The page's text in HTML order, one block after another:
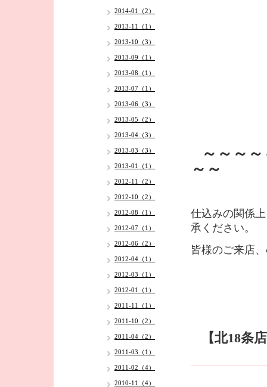
～～～
～～
仕込みの関係
承ください。
皆様のご来店
【北18
2014-01（2）
2013-11（1）
2013-10（3）
2013-09（1）
2013-08（1）
2013-07（1）
2013-06（3）
2013-05（2）
2013-04（3）
2013-03（3）
2013-01（1）
2012-11（2）
2012-10（2）
2012-08（1）
2012-07（1）
2012-06（2）
2012-04（1）
2012-03（1）
2012-01（1）
2011-11（1）
2011-10（2）
2011-04（2）
2011-03（1）
2011-02（4）
2010-11（4）